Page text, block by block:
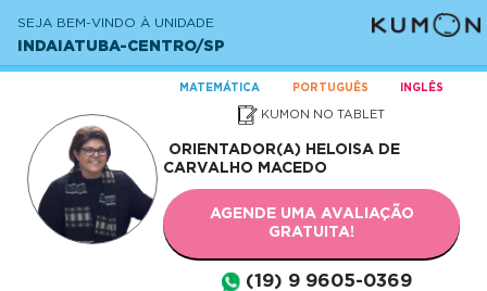
SEJA BEM-VINDO À UNIDADE
INDAIATUBA-CENTRO/SP
MATEMÁTICA PORTUGUÊS INGLÊS
KUMON NO TABLET
ORIENTADOR(A) HELOISA DE
CARVALHO MACEDO
AGENDE UMA AVALIAÇÃO
GRATUITA!
(19) 9 9605-0369